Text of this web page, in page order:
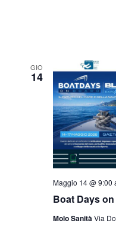
GIO
14
Boat Days
Maggio 14 @ 9:00
Molo SanitàVia